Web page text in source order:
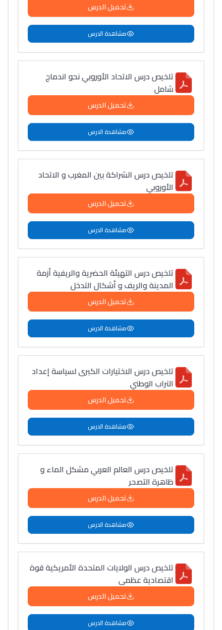
تحميل الدرس
مشاهدة الدرس
تلخيص درس الاتحاد الأوروبي نحو اندماج
شامل
تحميل الدرس
مشاهدة الدرس
تلخيص درس الشراكة بين المغرب و الاتحاد
الأوروبي
تحميل الدرس
مشاهدة الدرس
تلخيص درس التهيئة الحضرية والريفية أزمة
المدينة والريف و أشكال التدخل
تحميل الدرس
مشاهدة الدرس
تلخيص درس الاختيارات الكبرى لسياسة إعداد
التراب الوطني
تحميل الدرس
مشاهدة الدرس
تلخيص درس العالم العربي مشكل الماء و
ظاهرة التصحر
تحميل الدرس
مشاهدة الدرس
تلخيص درس الولايات المتحدة الأمريكية قوة
اقتصادية عظمى
تحميل الدرس
مشاهدة الدرس